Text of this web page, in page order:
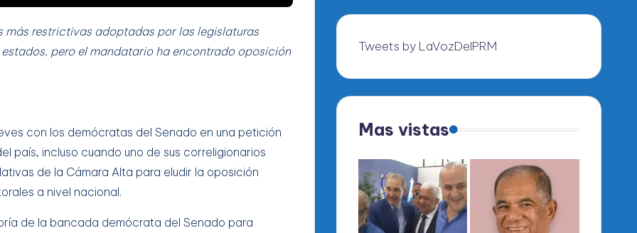
más restrictivas adoptadas por las legislaturas
pero el mandatario ha encontrado oposición
con los demócratas del Senado en una petición
país, incluso cuando uno de sus correligionarios
de la Cámara Alta para eludir la oposición
a nivel nacional.
de la bancada demócrata del Senado para
Tweets by LaVozDelPRM
Mas vistas